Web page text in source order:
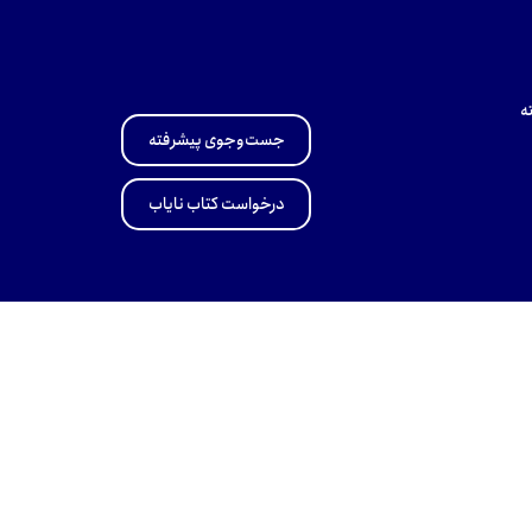
جست‌وجوی پیشرفته
درخواست کتاب نایاب